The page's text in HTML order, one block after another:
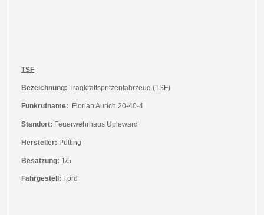
TSF
Bezeichnung: Tragkraftspritzenfahrzeug (TSF)
Funkrufname: Florian Aurich 20-40-4
Standort: Feuerwehrhaus Upleward
Hersteller: Pütting
Besatzung: 1/5
Fahrgestell: Ford